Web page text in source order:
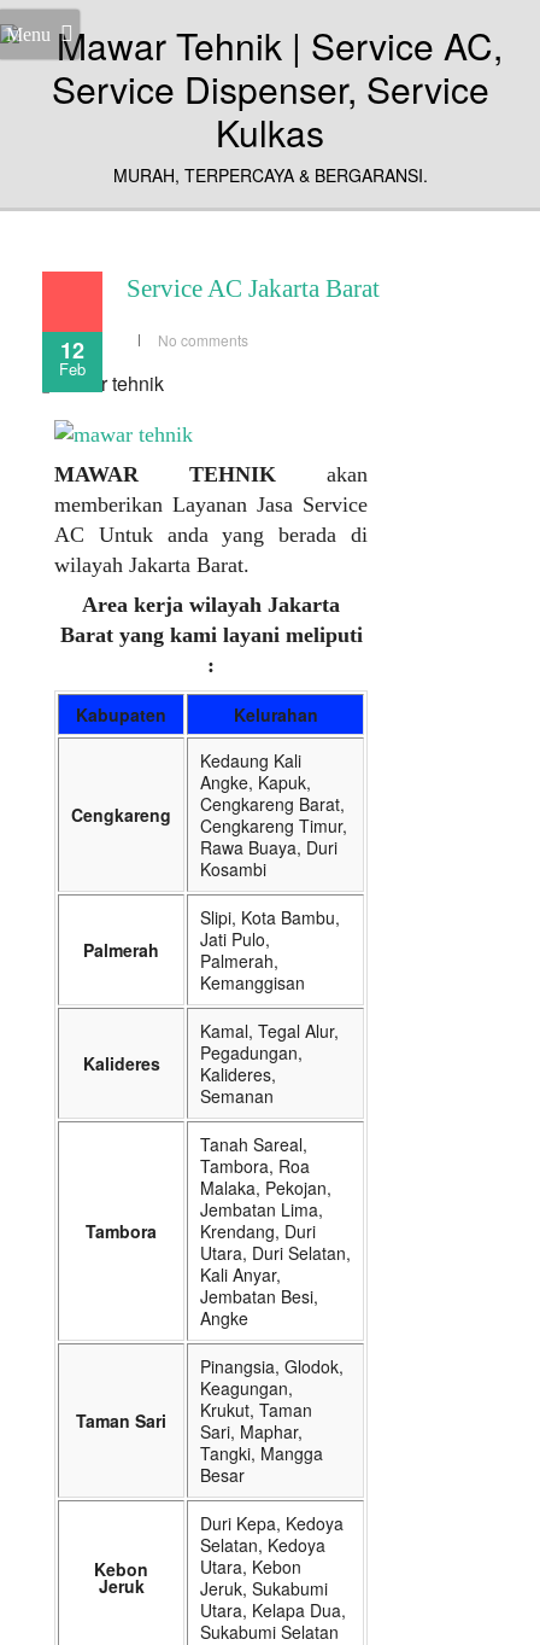
Menu
MURAH, TERPERCAYA & BERGARANSI.
12
Feb
Service AC Jakarta Barat
No comments
MAWAR TEHNIK akan
memberikan Layanan Jasa Service
AC Untuk anda yang berada di
wilayah Jakarta Barat.
Area kerja wilayah Jakarta
Barat yang kami layani meliputi
:
Kabupaten Kelurahan
Cengkareng
Kedaung Kali
Angke, Kapuk,
Cengkareng Barat,
Cengkareng Timur,
Rawa Buaya, Duri
Kosambi
Palmerah
Slipi, Kota Bambu,
Jati Pulo,
Palmerah,
Kemanggisan
Kalideres
Kamal, Tegal Alur,
Pegadungan,
Kalideres,
Semanan
Tambora
Tanah Sareal,
Tambora, Roa
Malaka, Pekojan,
Jembatan Lima,
Krendang, Duri
Utara, Duri Selatan,
Kali Anyar,
Jembatan Besi,
Angke
Taman Sari
Pinangsia, Glodok,
Keagungan,
Krukut, Taman
Sari, Maphar,
Tangki, Mangga
Besar
Kebon
Jeruk
Duri Kepa, Kedoya
Selatan, Kedoya
Utara, Kebon
Jeruk, Sukabumi
Utara, Kelapa Dua,
Sukabumi Selatan